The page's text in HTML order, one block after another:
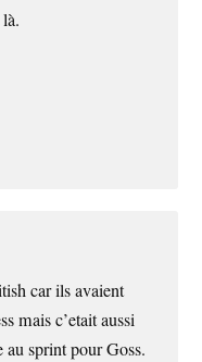
car ils avaient
mais c’etait aussi
au sprint pour Goss.